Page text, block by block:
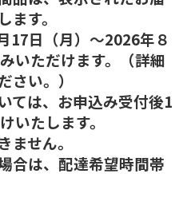
す。
日（月）～2026年８
いただけます。（詳細
さい。）
ては、お申込み受付後1
いたします。
せん。
合は、配達希望時間帯